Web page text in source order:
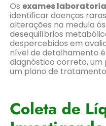
Os exames
identificar doenças
alterações na medula
desequilíbrios
despercebidos em
nível de detalhamento
diagnóstico correto, um
um plano de
Coleta de